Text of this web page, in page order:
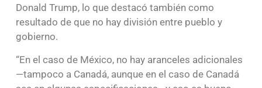
Donald Trump, lo que destacó también como
resultado de que no hay división entre pueblo y
gobierno.
“En el caso de México, no hay aranceles adicionales
—tampoco a Canadá, aunque en el caso de Canadá